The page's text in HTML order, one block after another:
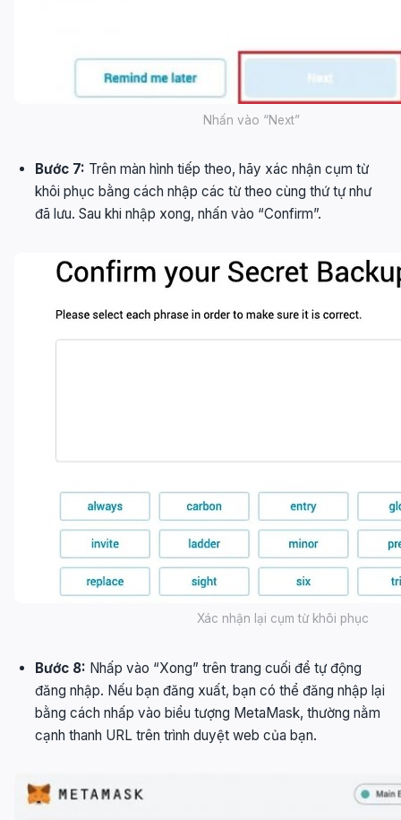
Nhấn vào “Next”
Bước 7: Trên màn hình tiếp theo, hãy xác nhận cụm từ
khôi phục bằng cách nhập các từ theo cùng thứ tự như
đã lưu. Sau khi nhập xong, nhấn vào “Confirm”.
Xác nhận lại cụm từ khôi phục
Bước 8: Nhấp vào “Xong” trên trang cuối để tự động
đăng nhập. Nếu bạn đăng xuất, bạn có thể đăng nhập lại
bằng cách nhấp vào biểu tượng MetaMask, thường nằm
cạnh thanh URL trên trình duyệt web của bạn.